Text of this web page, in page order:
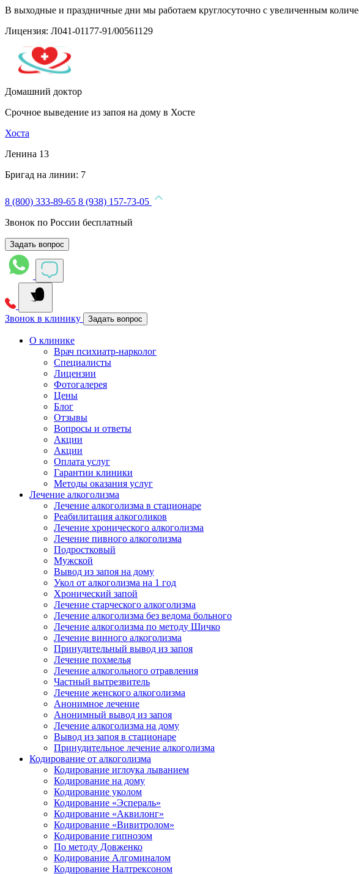
В выходные и праздничные дни мы работаем круглосуточно с увеличенным
Лицензия: Л041-01177-91/00561129
Домашний доктор
Срочное выведение из запоя на дому в Хосте
Хоста
Ленина 13
Бригад на линии: 7
8 (800) 333-89-65 8 (938) 157-73-05
Звонок по России бесплатный
Задать вопрос
Звонок в клинику Задать вопрос
О клинике
Врач психиатр-нарколог
Специалисты
Лицензии
Фотогалерея
Цены
Блог
Отзывы
Вопросы и ответы
Акции
Акции
Оплата услуг
Гарантии клиники
Методы оказания услуг
Лечение алкоголизма
Лечение алкоголизма в стационаре
Реабилитация алкоголиков
Лечение хронического алкоголизма
Лечение пивного алкоголизма
Подростковый
Мужской
Вывод из запоя на дому
Укол от алкоголизма на 1 год
Хронический запой
Лечение старческого алкоголизма
Лечение алкоголизма без ведома больного
Лечение алкоголизма по методу Шичко
Лечение винного алкоголизма
Принудительный вывод из запоя
Лечение похмелья
Лечение алкогольного отравления
Частный вытрезвитель
Лечение женского алкоголизма
Анонимное лечение
Анонимный вывод из запоя
Лечение алкоголизма на дому
Вывод из запоя в стационаре
Принудительное лечение алкоголизма
Кодирование от алкоголизма
Кодирование иглоука лыванием
Кодирование на дому
Кодирование уколом
Кодирование «Эспераль»
Кодирование «Аквилонг»
Кодирование «Вивитролом»
Кодирование гипнозом
По методу Довженко
Кодирование Алгоминалом
Кодирование Налтрексоном